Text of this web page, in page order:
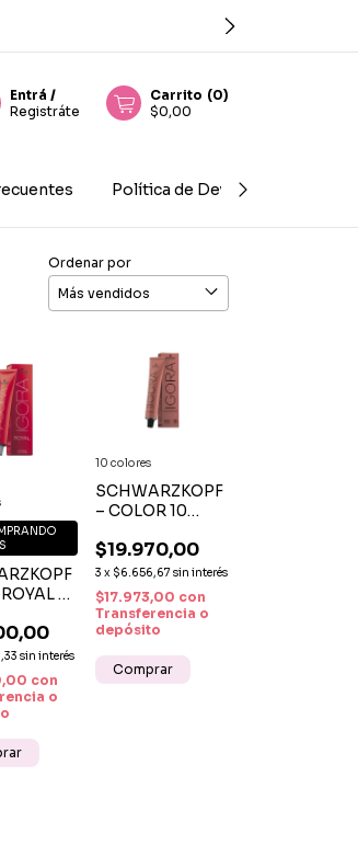
Entrá /
Registráte
Carrito (0)
$0,00
Política de Devolución
Ordenar por
–
Y
sin interés
con
o
SCHWARZKOPF
– COLOR 10
PERMANENTE
RÁPIDA 10
MINUTOS
$19.970,00
3 x $6.656,67 sin interés
$17.973,00 con
Transferencia o
depósito
10 colores
Comprar